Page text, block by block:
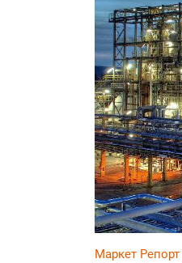
Маркет Репорт